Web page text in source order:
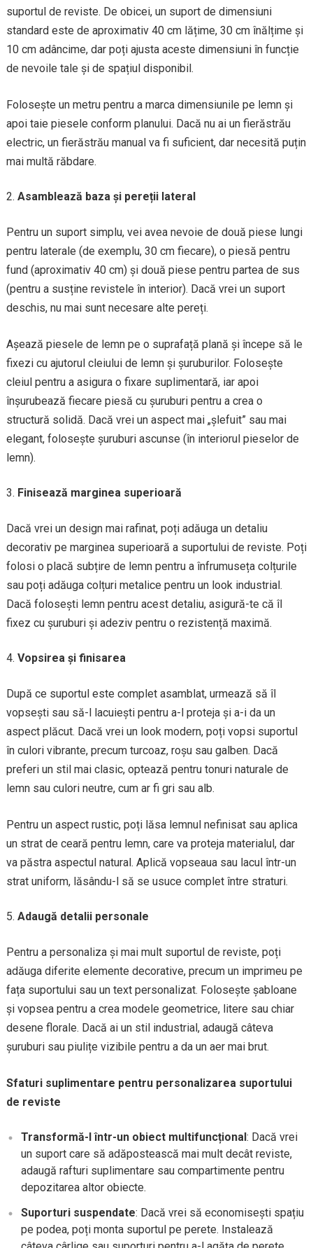
suportul de reviste. De obicei, un suport de dimensiuni
standard este de aproximativ 40 cm lățime, 30 cm înălțime și
10 cm adâncime, dar poți ajusta aceste dimensiuni în funcție
de nevoile tale și de spațiul disponibil.
Folosește un metru pentru a marca dimensiunile pe lemn și
apoi taie piesele conform planului. Dacă nu ai un fierăstrău
electric, un fierăstrău manual va fi suficient, dar necesită puțin
mai multă răbdare.
Asamblează baza și pereții lateral
Pentru un suport simplu, vei avea nevoie de două piese lungi
pentru laterale (de exemplu, 30 cm fiecare), o piesă pentru
fund (aproximativ 40 cm) și două piese pentru partea de sus
(pentru a susține revistele în interior). Dacă vrei un suport
deschis, nu mai sunt necesare alte pereți.
Așează piesele de lemn pe o suprafață plană și începe să le
fixezi cu ajutorul cleiului de lemn și șuruburilor. Folosește
cleiul pentru a asigura o fixare suplimentară, iar apoi
înșurubează fiecare piesă cu șuruburi pentru a crea o
structură solidă. Dacă vrei un aspect mai „șlefuit” sau mai
elegant, folosește șuruburi ascunse (în interiorul pieselor de
lemn).
Finisează marginea superioară
Dacă vrei un design mai rafinat, poți adăuga un detaliu
decorativ pe marginea superioară a suportului de reviste. Poți
folosi o placă subțire de lemn pentru a înfrumuseța colțurile
sau poți adăuga colțuri metalice pentru un look industrial.
Dacă folosești lemn pentru acest detaliu, asigură-te că îl
fixez cu șuruburi și adeziv pentru o rezistență maximă.
Vopsirea și finisarea
După ce suportul este complet asamblat, urmează să îl
vopsești sau să-l lacuiești pentru a-l proteja și a-i da un
aspect plăcut. Dacă vrei un look modern, poți vopsi suportul
în culori vibrante, precum turcoaz, roșu sau galben. Dacă
preferi un stil mai clasic, optează pentru tonuri naturale de
lemn sau culori neutre, cum ar fi gri sau alb.
Pentru un aspect rustic, poți lăsa lemnul nefinisat sau aplica
un strat de ceară pentru lemn, care va proteja materialul, dar
va păstra aspectul natural. Aplică vopseaua sau lacul într-un
strat uniform, lăsându-l să se usuce complet între straturi.
Adaugă detalii personale
Pentru a personaliza și mai mult suportul de reviste, poți
adăuga diferite elemente decorative, precum un imprimeu pe
fața suportului sau un text personalizat. Folosește șabloane
și vopsea pentru a crea modele geometrice, litere sau chiar
desene florale. Dacă ai un stil industrial, adaugă câteva
șuruburi sau piulițe vizibile pentru a da un aer mai brut.
Sfaturi suplimentare pentru personalizarea suportului
de reviste
Transformă-l într-un obiect multifuncțional: Dacă vrei
un suport care să adăpostească mai mult decât reviste,
adaugă rafturi suplimentare sau compartimente pentru
depozitarea altor obiecte.
Suporturi suspendate: Dacă vrei să economisești spațiu
pe podea, poți monta suportul pe perete. Instalează